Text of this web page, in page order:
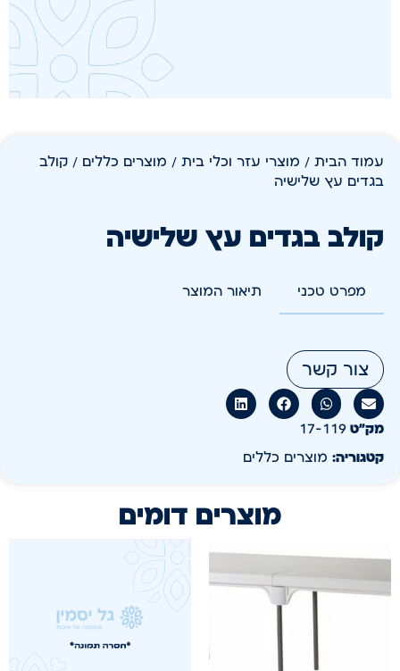
עמוד הבית / מוצרי עזר וכלי בית / מוצרים כללים / קולב
בגדים עץ שלישיה
קולב בגדים עץ שלישיה
מפרט טכני תיאור המוצר
צור קשר
מק״ט 17-119
קטגוריה: מוצרים כללים
מוצרים דומים